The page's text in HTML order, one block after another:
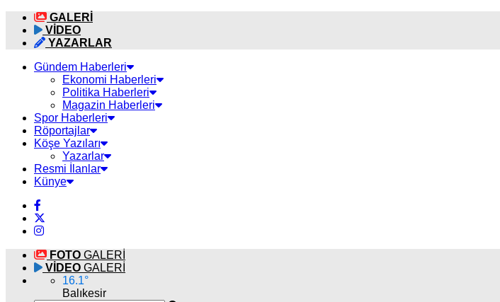
GALERİ
VİDEO
YAZARLAR
Gündem Haberleri
Ekonomi Haberleri
Politika Haberleri
Magazin Haberleri
Spor Haberleri
Röportajlar
Köşe Yazıları
Yazarlar
Resmi İlanlar
Künye
FOTO GALERİ
VİDEO GALERİ
16.1°
Balıkesir